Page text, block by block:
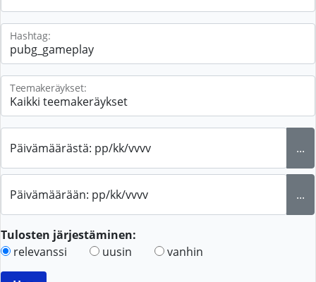
Hashtag:
Teemakeräykset:
Päivämäärästä: pp/kk/vvvv ...
Päivämäärään: pp/kk/vvvv ...
Tulosten järjestäminen:
relevanssi
uusin vanhin